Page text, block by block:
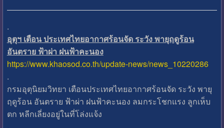
.
อุตุฯ เตือน ประเทศไทยอากาศร้อนจัด ระวัง พายุฤดูร้อน
อันตราย ฟ้าผ่า ฝนฟ้าคะนอง
https://www.khaosod.co.th/update-news/news_10220286
.
กรมอุตุนิยมวิทยา เตือนประเทศไทยอากาศร้อนจัด ระวัง พายุ
ฤดูร้อน อันตราย ฟ้าผ่า ฝนฟ้าคะนอง ลมกระโชกแรง ลูกเห็บ
ตก หลีกเลี่ยงอยู่ในที่โล่งแจ้ง